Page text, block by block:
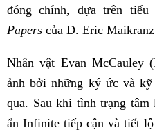
đóng chính, dựa trên tiểu
Papers của D. Eric
Nhân vật Evan McCauley
ảnh bởi những ký ức và kỹ
qua. Sau khi tình trạng
ẩn Infinite tiếp cận và tiết